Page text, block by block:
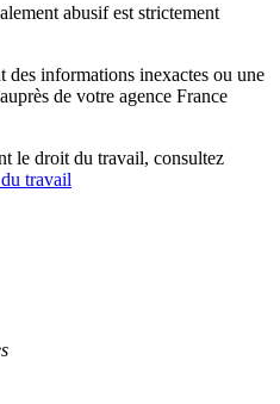
abusif est strictement
des informations inexactes ou une
de votre agence France
le droit du travail, consultez
travail